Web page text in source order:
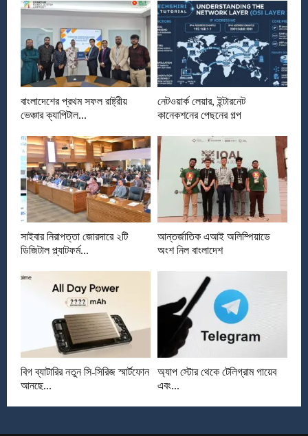
বাংলাদেশের প্রথম সফল রাষ্ট্রীয়
ভেঞ্চার ক্যাপিটাল...
নেটওয়ার্ক লেয়ার, ইন্টারনেট
কানেকশনের পেছনের গল্প
সাইবার নিরাপত্তা জোরদারে ২টি
ডিজিটাল প্ল্যাটফর্ম...
আন্তর্জাতিক এআই অলিম্পিয়াডে
অংশ নিল বাংলাদেশ
বিগ ব্যাটারির নতুন সি-সিরিজ স্মার্টফোন
আনছে...
অ্যাপ স্টোর থেকে টেলিগ্রাম গায়েব
এবং...